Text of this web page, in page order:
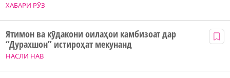
ХАБАРИ РӮЗ
НАСЛИ НАВ
Ятимон ва кӯдакони оилаҳои камбизоат дар
“Дурахшон” истироҳат мекунанд